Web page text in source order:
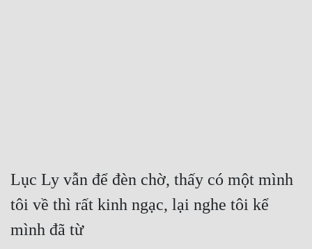
Xa Lộ Dịch
Cung Đấu
Lục Ly vẫn để đèn chờ, thấy có một mình
tôi về thì rất kinh ngạc, lại nghe tôi kể
mình đã từ